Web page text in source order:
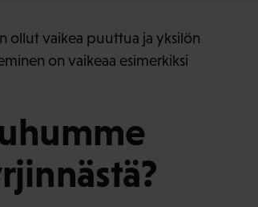
ollut vaikea puuttua ja yksilön
on vaikeaa esimerkiksi